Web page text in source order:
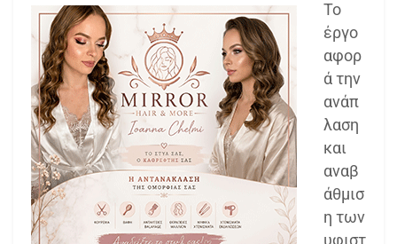
Το
έργο
αφορ
ά την
ανάπ
λαση
και
αναβ
άθμισ
η των
υφιστ